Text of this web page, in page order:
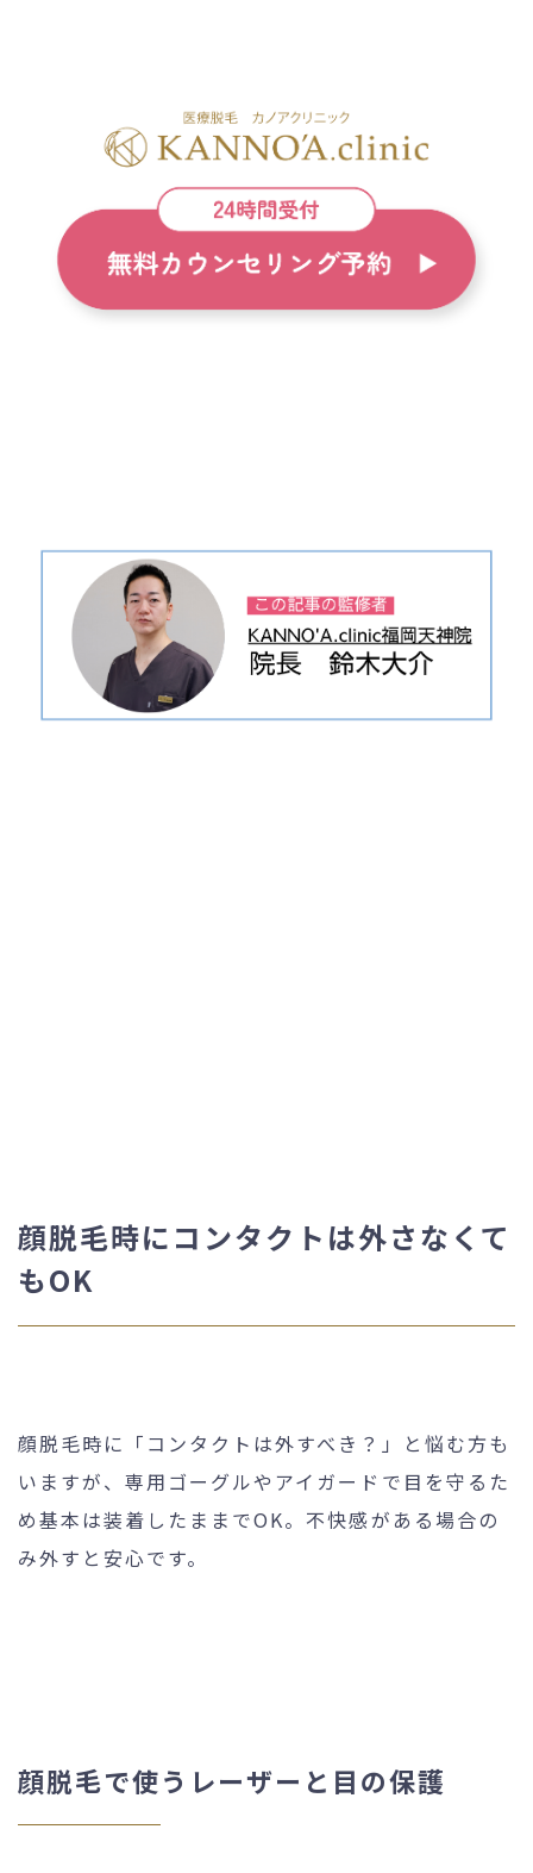
顔脱毛時にコンタクトは外さなくて
もOK
顔脱毛時に「コンタクトは外すべき？」と悩む方も
いますが、専用ゴーグルやアイガードで目を守るた
め基本は装着したままでOK。不快感がある場合の
み外すと安心です。
顔脱毛で使うレーザーと目の保護